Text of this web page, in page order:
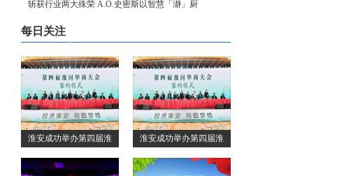
斩获行业两大殊荣 A.O.史密斯以智慧「瀞」厨
每日关注
淮安成功举办第四届淮 淮安成功举办第四届淮